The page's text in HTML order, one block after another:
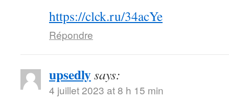
https://clck.ru/34acYe
Répondre
upsedlysays:
4 juillet 2023 at 8 h 15 min